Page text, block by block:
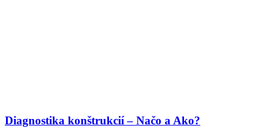
Diagnostika konštrukcií – Načo a Ako?